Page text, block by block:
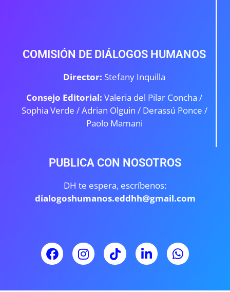
COMISIÓN DE DIÁLOGOS HUMANOS
Director: Stefany Inquilla
Consejo Editorial: Valeria del Pilar Concha /
Sophia Verde /Adrian Olguin / Derassú Ponce /
Paolo Mamani
PUBLICA CON NOSOTROS
DH te espera, escríbenos:
dialogoshumanos.eddhh@gmail.com